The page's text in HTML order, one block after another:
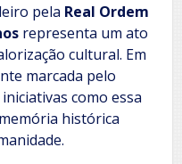
pela Real Ordem
representa um ato
cultural. Em
marcada pelo
como essa
histórica